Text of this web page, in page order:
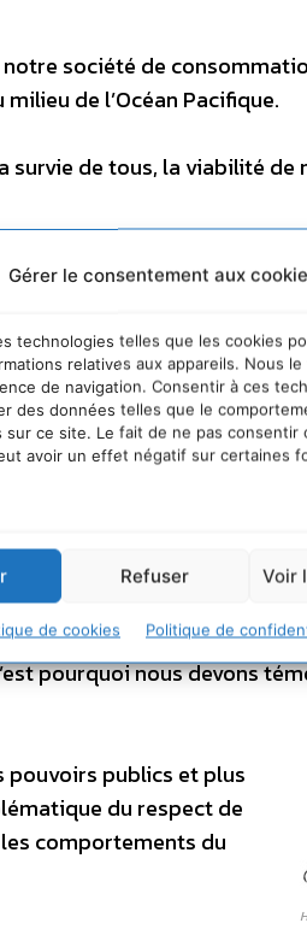
Gérer le consentement aux
technologies telles que les cookies
relatives aux appareils. Nous
de navigation. Consentir à ces
des données telles que le
sur ce site. Le fait de ne pas consentir
avoir un effet négatif sur certaines
Refuser Voir
de cookies Politique de
société de
de l’Océan Pacifique.
survie de tous, la viabilité de
de France souhaite
Durable à l’occasion de
»
nécessite une forte
De la plus petite rivière
dans toutes ses
sa santé, son bonheur et
pourquoi nous devons
pouvoirs publics et plus
du respect de
comportements du